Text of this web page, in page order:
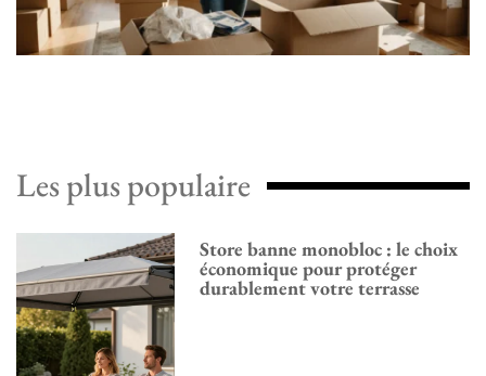
Les plus populaire
Store banne monobloc : le choix
économique pour protéger
durablement votre terrasse